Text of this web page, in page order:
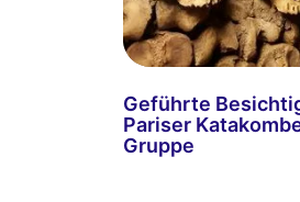
Geführte
Pariser
Gruppe